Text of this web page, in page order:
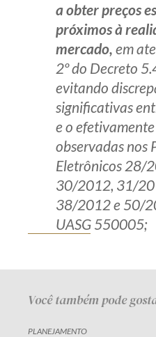
a obter preços
próximos à
mercado, em
2º do Decreto
evitando
significativas
e o
observadas nos
Eletrônicos 28/
30/2012, 31/
38/2012 e 50/
UASG 550005;
Você também pode
PLANEJAMENTO